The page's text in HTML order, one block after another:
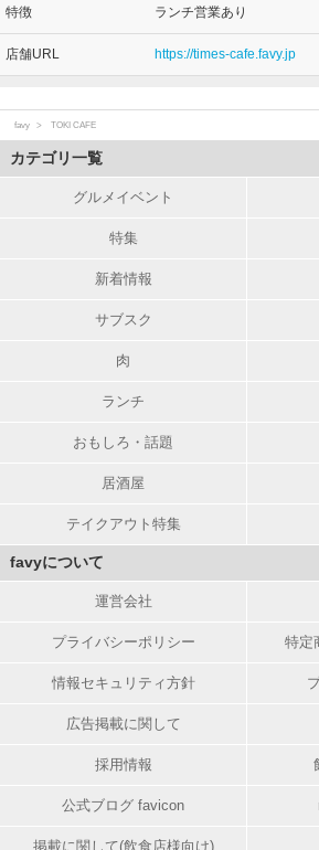
特徴 ランチ営業あり
店舗URL https://times-cafe.favy.jp
favy TOKI CAFE
カテゴリ一覧
グルメイベント
特集
新着情報
サブスク
肉
ランチ
おもしろ・話題
居酒屋
テイクアウト特集
favyについて
運営会社
プライバシーポリシー 特定
情報セキュリティ方針
広告掲載に関して
採用情報
公式ブログ favicon
掲載に関して(飲食店様向け)